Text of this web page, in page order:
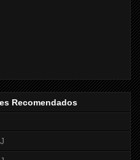
Recomendados